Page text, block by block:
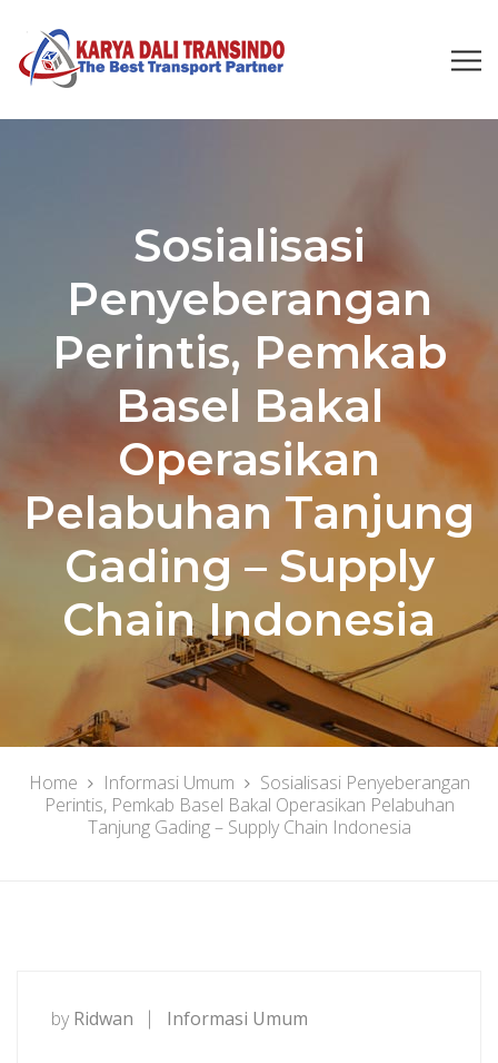
Sosialisasi
Penyeberangan
Perintis, Pemkab
Basel Bakal
Operasikan
Pelabuhan Tanjung
Gading – Supply
Chain Indonesia
Home Informasi Umum
Sosialisasi Penyeberangan
Perintis, Pemkab Basel Bakal Operasikan Pelabuhan
Tanjung Gading – Supply Chain Indonesia
by Ridwan Informasi Umum